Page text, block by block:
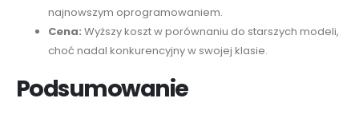
najnowszym oprogramowaniem.
Cena: Wyższy koszt w porównaniu do starszych modeli,
choć nadal konkurencyjny w swojej klasie.
Podsumowanie